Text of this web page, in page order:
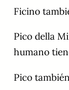
Ficino
Pico della
humano
Pico